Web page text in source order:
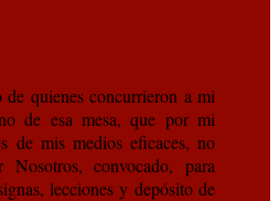
quienes concurrieron a mi
de esa mesa, que por mi
de mis medios eficaces, no
Nosotros, convocado, para
lecciones y depósito de